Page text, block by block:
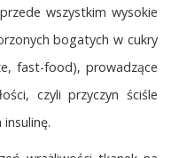
wszystkim wysokie
bogatych w cukry
fast-food), prowadzące
czyli przyczyn ściśle